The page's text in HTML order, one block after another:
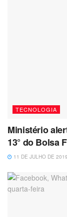
TECNOLOGIA
Ministério
13° do Bolsa
11 DE JULHO DE 2019